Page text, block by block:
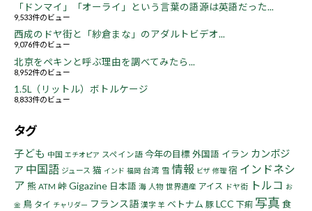
「ドンマイ」「オーライ」という言葉の語源は英語だった...
9,533件のビュー
西成のドヤ街と「紗倉まな」のアダルトビデオ...
9,076件のビュー
北京をペキンと呼ぶ理由を調べてみたら...
8,952件のビュー
1.5L（リットル）ボトルケージ
8,833件のビュー
タグ
子ども 中国 エチオピア スペイン語 今年の目標 外国語 イラン カンボジ
ア 中国語 ジュース 猫 インド 福岡 台湾 雪 情報 ビザ 修理 宿 インドネシ
ア 熊 ATM 峠Gigazine 日本語 海 人物 世界遺産 アイス ドヤ街 トルコ お
金 鳥 タイ チャリダー フランス語 漢字 羊 ベトナム 豚 LCC 下痢 写真 食